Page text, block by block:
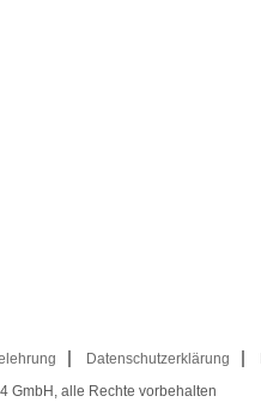
Datenschutzerklärung
GmbH, alle Rechte vorbehalten